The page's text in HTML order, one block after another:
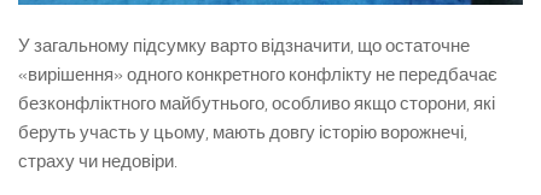
У загальному підсумку варто відзначити, що остаточне
«вирішення» одного конкретного конфлікту не передбачає
безконфліктного майбутнього, особливо якщо сторони, які
беруть участь у цьому, мають довгу історію ворожнечі,
страху чи недовіри.